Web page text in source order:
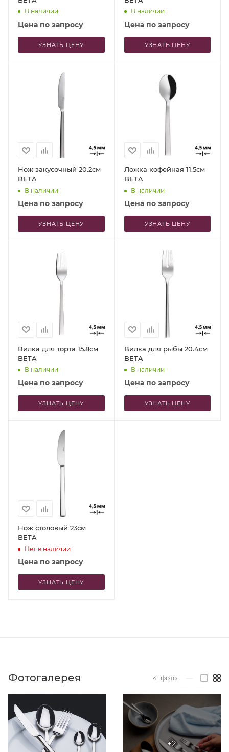
В наличии
Цена по запросу
УЗНАТЬ ЦЕНУ
В наличии
Цена по запросу
УЗНАТЬ ЦЕНУ
Нож закусочный 20.2см
BETA
В наличии
Цена по запросу
УЗНАТЬ ЦЕНУ
Ложка кофейная 11.5см
BETA
В наличии
Цена по запросу
УЗНАТЬ ЦЕНУ
Вилка для торта 15.8см
BETA
В наличии
Цена по запросу
УЗНАТЬ ЦЕНУ
Вилка для рыбы 20.4см
BETA
В наличии
Цена по запросу
УЗНАТЬ ЦЕНУ
Нож столовый 23см
BETA
Нет в наличии
Цена по запросу
УЗНАТЬ ЦЕНУ
Фотогалерея 4 фото